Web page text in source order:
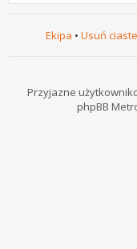
Ekipa • Usuń
Przyjazne
phpBB